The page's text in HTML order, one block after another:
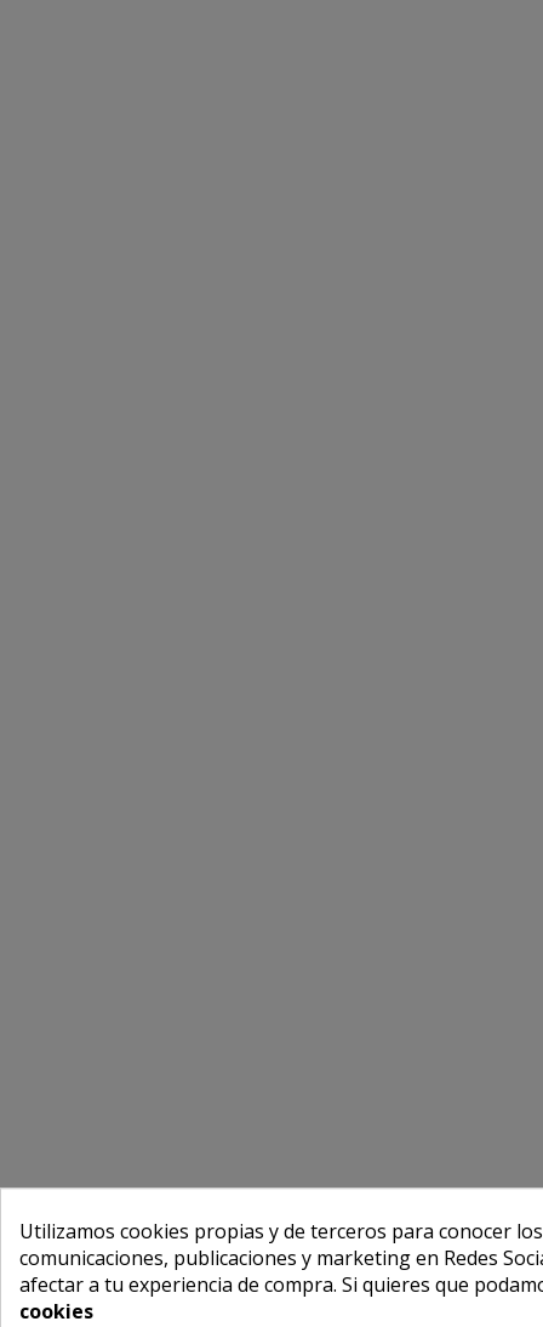
Utilizamos cookies propias y de terceros para conocer
comunicaciones, publicaciones y marketing en Redes
afectar a tu experiencia de compra. Si quieres que
cookies